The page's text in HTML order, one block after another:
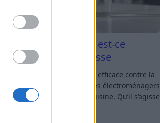
Vinaigre blanc et four est-ce
efficace contre la graisse
Vinaigre blanc et four : est-ce efficace contre la
graisse ? Le four fait partie des électroménagers
les plus sollicités dans une cuisine. Qu’il s’agisse